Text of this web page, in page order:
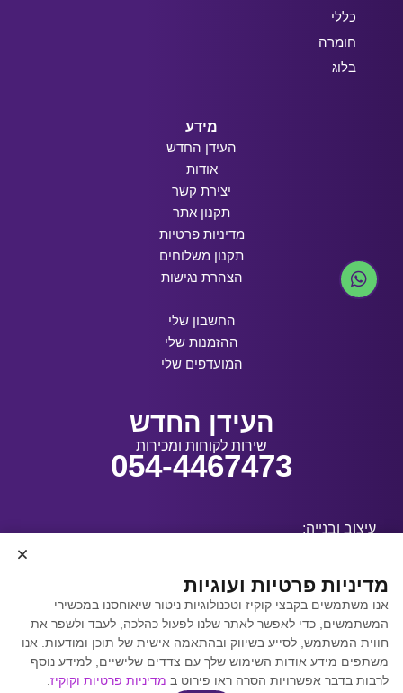
כללי
חומרה
בלוג
מידע
העידן החדש
אודות
יצירת קשר
תקנון אתר
מדיניות פרטיות
תקנון משלוחים
הצהרת נגישות
החשבון שלי
ההזמנות שלי
המועדפים שלי
העידן החדש
שירות לקוחות ומכירות
054-4467473
עיצוב ובנייה:
קידום אתרים באמצעות
Y.Y. Digital
מדיניות פרטיות ועוגיות
אנו משתמשים בקבצי קוקיז וטכנולוגיות ניטור שיאוחסנו במכשירי
המשתמשים, כדי לאפשר לאתר שלנו לפעול כהלכה, לעבד ולשפר את
חווית המשתמש, לסייע בשיווק ובהתאמה אישית של תוכן ומודעות. אנו
משתפים מידע אודות השימוש שלך עם צדדים שלישיים, למידע נוסף
לרבות בדבר אפשרויות הסרה ראו פירוט ב מדיניות פרטיות וקוקיז